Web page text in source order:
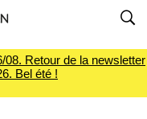
Retour de la newsletter
Bel été !